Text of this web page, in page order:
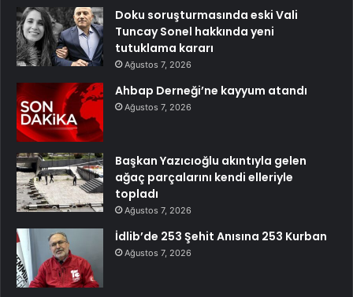
Doku soruşturmasında eski Vali
Tuncay Sonel hakkında yeni
tutuklama kararı
Ağustos 7, 2026
Ahbap Derneği’ne kayyum atandı
Ağustos 7, 2026
Başkan Yazıcıoğlu akıntıyla gelen
ağaç parçalarını kendi elleriyle
topladı
Ağustos 7, 2026
İdlib’de 253 Şehit Anısına 253 Kurban
Ağustos 7, 2026